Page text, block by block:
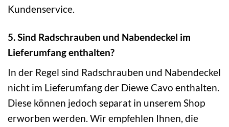
Kundenservice.
5. Sind Radschrauben und Nabendeckel im
Lieferumfang enthalten?
In der Regel sind Radschrauben und Nabendeckel
nicht im Lieferumfang der Diewe Cavo enthalten.
Diese können jedoch separat in unserem Shop
erworben werden. Wir empfehlen Ihnen, die